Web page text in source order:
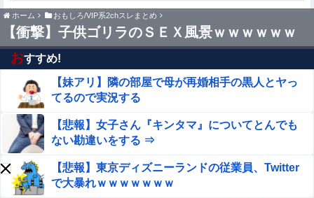
【悲報】うちのばあちゃん、ガチでとんでもない
ことになる・・・・・・
【消費税1%になったら】 町のお弁当屋さん「申し訳ない
がその分商品代を値上げして店頭価格を変えない」
【動画】美人女優さん、映画でマンコのビラビラまでめく
らせてしまうｗｗｗｗｗｗ
【驚愕】sexしながら女の腋舐めたらｗｗｗｗｗｗｗｗｗ
ｗｗｗｗｗ
★【ワートリ】華ちゃんの爪がすっかり治っていればいい
けどね
ホーム おもしろ/VIP系2chスレまとめ
【衝撃】子供ゴリラのＳＥＸ風景ｗｗｗｗｗｗ
おすすめ!
【妹アリ】隣の部屋で母が再婚相手の黒人とヤっ
てるので実況する
【悲報】女子さん『キンタマ』についてとんでも
ない勘違いをする ⇒
【悲報】東京ディズニーランドの従業員、Twitter
で大暴れｗｗｗｗｗｗｗ